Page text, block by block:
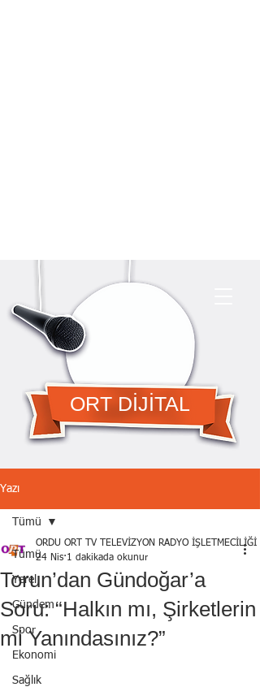
ORT DİJİTAL
Yazı
Tümü
Yerel
Gündem
Spor
Ekonomi
Sağlık
Tümü
Torun’dan Gündoğar’a
Soru: “Halkın mı, Şirketlerin
mi Yanındasınız?”
ORDU ORT TV TELEVİZYON RADYO İŞLETMECİLİĞİ
24 Nis 1 dakikada okunur